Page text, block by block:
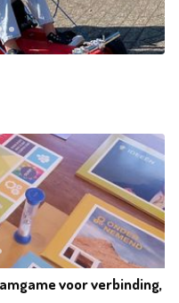
voor verbinding,